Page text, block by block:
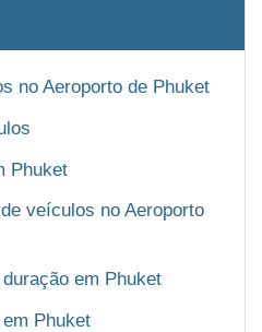
no Aeroporto de Phuket
Phuket
veículos no Aeroporto
em Phuket
Phuket